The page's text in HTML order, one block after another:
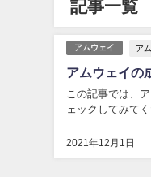
記事一覧
アムウェイ ア
アムウェイの
2021年12月1日
この記事では、
ェックしてみて